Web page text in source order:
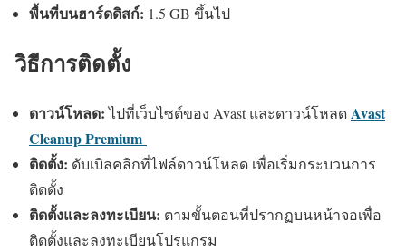
พื้นที่บนฮาร์ดดิสก์: 1.5 GB ขึ้นไป
วิธีการติดตั้ง
ดาวน์โหลด:ไปที่เว็บไซต์ของ Avast และดาวน์โหลดAvast
Cleanup Premium
ติดตั้ง: ดับเบิลคลิกที่ไฟล์ดาวน์โหลด เพื่อเริ่มกระบวนการ
ติดตั้ง
ติดตั้งและลงทะเบียน: ตามขั้นตอนที่ปรากฏบนหน้าจอเพื่อ
ติดตั้งและลงทะเบียนโปรแกรม